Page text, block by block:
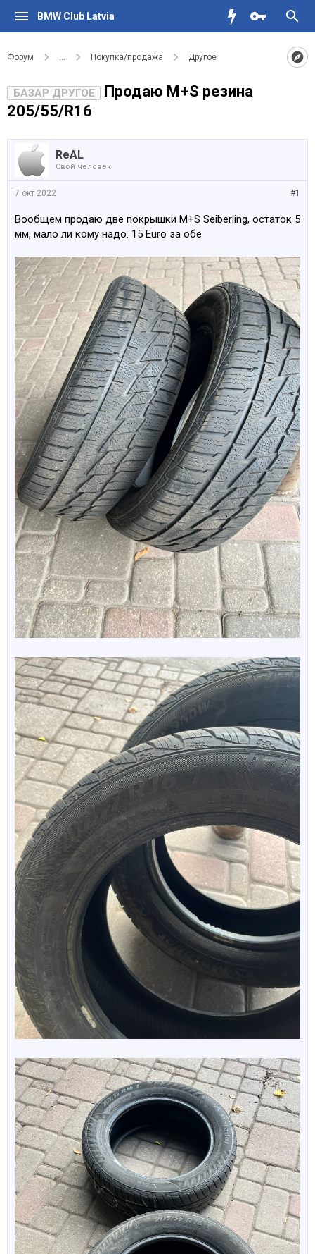
BMW Club Latvia
Форум ... Покупка/продажа Другое
БАЗАР ДРУГОЕ
Продаю M+S резина
205/55/R16
ReAL
Свой человек
#1
7 окт 2022
Вообщем продаю две покрышки M+S Seiberling, остаток 5
мм, мало ли кому надо. 15 Euro за обе